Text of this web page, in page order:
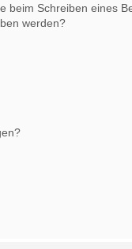
beim Schreiben eines
werden?